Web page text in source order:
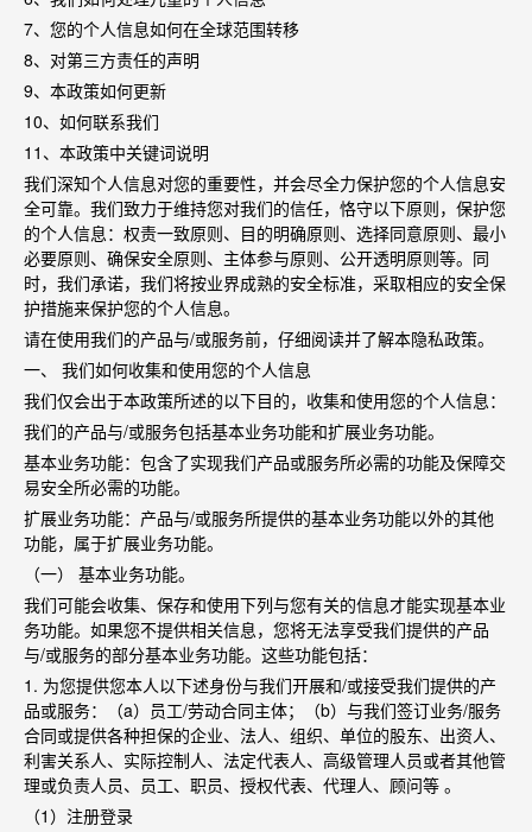
7、您的个人信息如何在全球范围转移
8、对第三方责任的声明
9、本政策如何更新
10、如何联系我们
11 、本政策中关键词说明
我们深知个人信息对您的重要性，并会尽全力保护您的个人信息安
全可靠。我们致力于维持您对我们的信任，恪守以下原则，保护您
的个人信息：权责一致原则、目的明确原则、选择同意原则、最小
必要原则、确保安全原则、主体参与原则、公开透明原则等。同
时，我们承诺，我们将按业界成熟的安全标准，采取相应的安全保
护措施来保护您的个人信息。
请在使用我们的产品与/或服务前，仔细阅读并了解本隐私政策。
一、 我们如何收集和使用您的个人信息
我们仅会出于本政策所述的以下目的，收集和使用您的个人信息：
我们的产品与/或服务包括基本业务功能和扩展业务功能。
基本业务功能：包含了实现我们产品或服务所必需的功能及保障交
易安全所必需的功能。
扩展业务功能：产品与/或服务所提供的基本业务功能以外的其他
功能，属于扩展业务功能。
（一） 基本业务功能。
我们可能会收集、保存和使用下列与您有关的信息才能实现基本业
务功能。如果您不提供相关信息，您将无法享受我们提供的产品
与/或服务的部分基本业务功能。这些功能包括：
1. 为您提供您本人以下述身份与我们开展和/或接受我们提供的产
品或服务：（a）员工/劳动合同主体；（b）与我们签订业务/服务
合同或提供各种担保的企业、法人、组织、单位的股东、出资人、
利害关系人、实际控制人、法定代表人、高级管理人员或者其他管
理或负责人员、员工、职员、授权代表、代理人、顾问等 。
（1）注册登录